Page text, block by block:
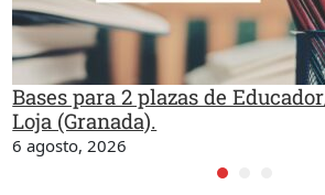
Bases para 2 plazas de
Loja (Granada).
6 agosto, 2026